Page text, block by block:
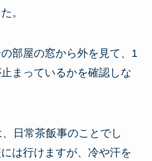
。
部屋の窓から外を見て、1
まっているかを確認しな
日常茶飯事のことでし
は行けますが、冷や汗を